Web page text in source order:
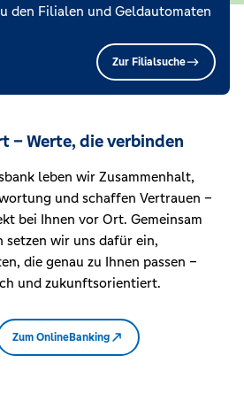
den Filialen und Geldautomaten
Zur Filialsuche
– Werte, die verbinden
leben wir Zusammenhalt,
und schaffen Vertrauen –
bei Ihnen vor Ort. Gemeinsam
setzen wir uns dafür ein,
die genau zu Ihnen passen –
und zukunftsorientiert.
Zum OnlineBanking